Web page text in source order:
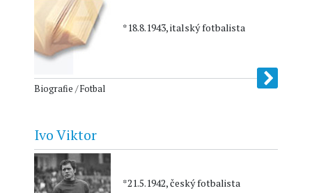
*18.8.1943, italský fotbalista
Biografie / Fotbal
Ivo Viktor
*21.5.1942, český fotbalista